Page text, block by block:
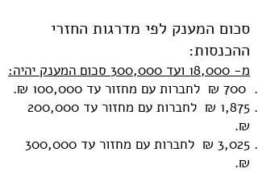
סכום המענק לפי מדרגות החזרי
ההכנסות:
מ- 18,000 ועד 300,000 סכום המענק יהיה:
1,875 ₪ לחברות עם מחזור עד 200,000
₪.
3,025 ₪ לחברות עם מחזור עד 300,000
₪.